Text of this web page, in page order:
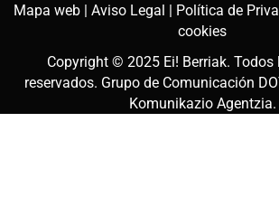
Mapa web | Aviso Legal | Política de
cookies
Copyright © 2025 Ei! Berriak. Todos
reservados. Grupo de Comunicación
Komunikazio Agentzia.